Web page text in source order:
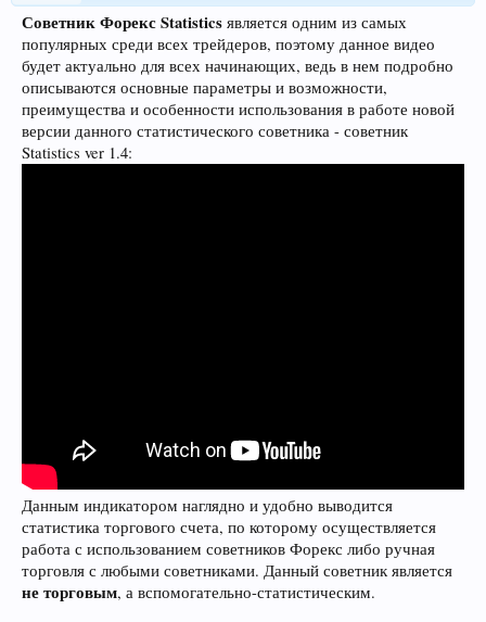
Советник Форекс Statistics является одним из самых
популярных среди всех трейдеров, поэтому данное видео
будет актуально для всех начинающих, ведь в нем подробно
описываются основные параметры и возможности,
преимущества и особенности использования в работе новой
версии данного статистического советника - советник
Statistics ver 1.4:
Данным индикатором наглядно и удобно выводится
статистика торгового счета, по которому осуществляется
работа с использованием советников Форекс либо ручная
торговля с любыми советниками. Данный советник является
не торговым, а вспомогательно-статистическим.